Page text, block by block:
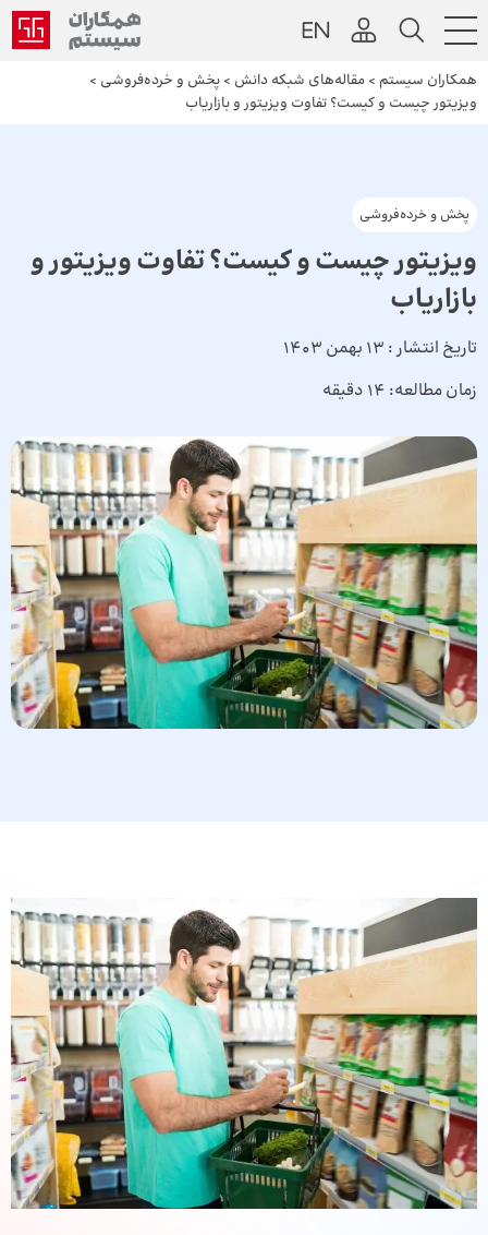
همکاران سیستم > مقاله‌های شبکه دانش > پخش و خرده‌فروشی >
ویزیتور چیست و کیست؟ تفاوت ویزیتور و بازاریاب
پخش و خرده‌فروشی
ویزیتور چیست و کیست؟ تفاوت ویزیتور و
بازاریاب
تاریخ انتشار : 13 بهمن 1403
زمان مطالعه: 14 دقیقه